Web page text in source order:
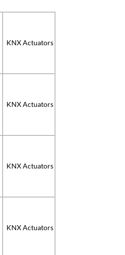
KNX Actuators
KNX Actuators
KNX Actuators
KNX Actuators